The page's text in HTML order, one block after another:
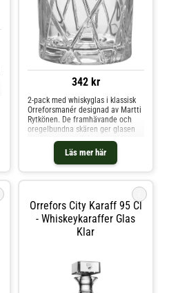
342 kr
Läs mer här
2-pack med whiskyglas i klassisk
Orreforsmanér designad av Martti
Rytkönen. De framhävande och
oregelbundna skären ger glasen
som de utstrålar elegans. De
passar även utmärkt för övriga
drycker om man vill dricka med
Orrefors City Karaff 95 Cl
- Whiskeykaraffer Glas
Klar